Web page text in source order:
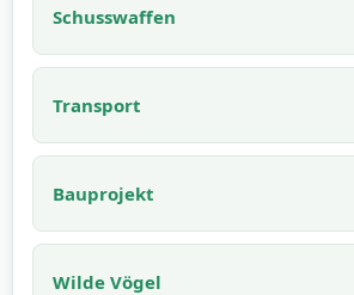
Schusswaffen
Transport
Bauprojekt
Wilde Vögel